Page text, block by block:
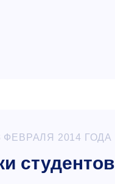
ФЕВРАЛЯ 2014 ГОДА